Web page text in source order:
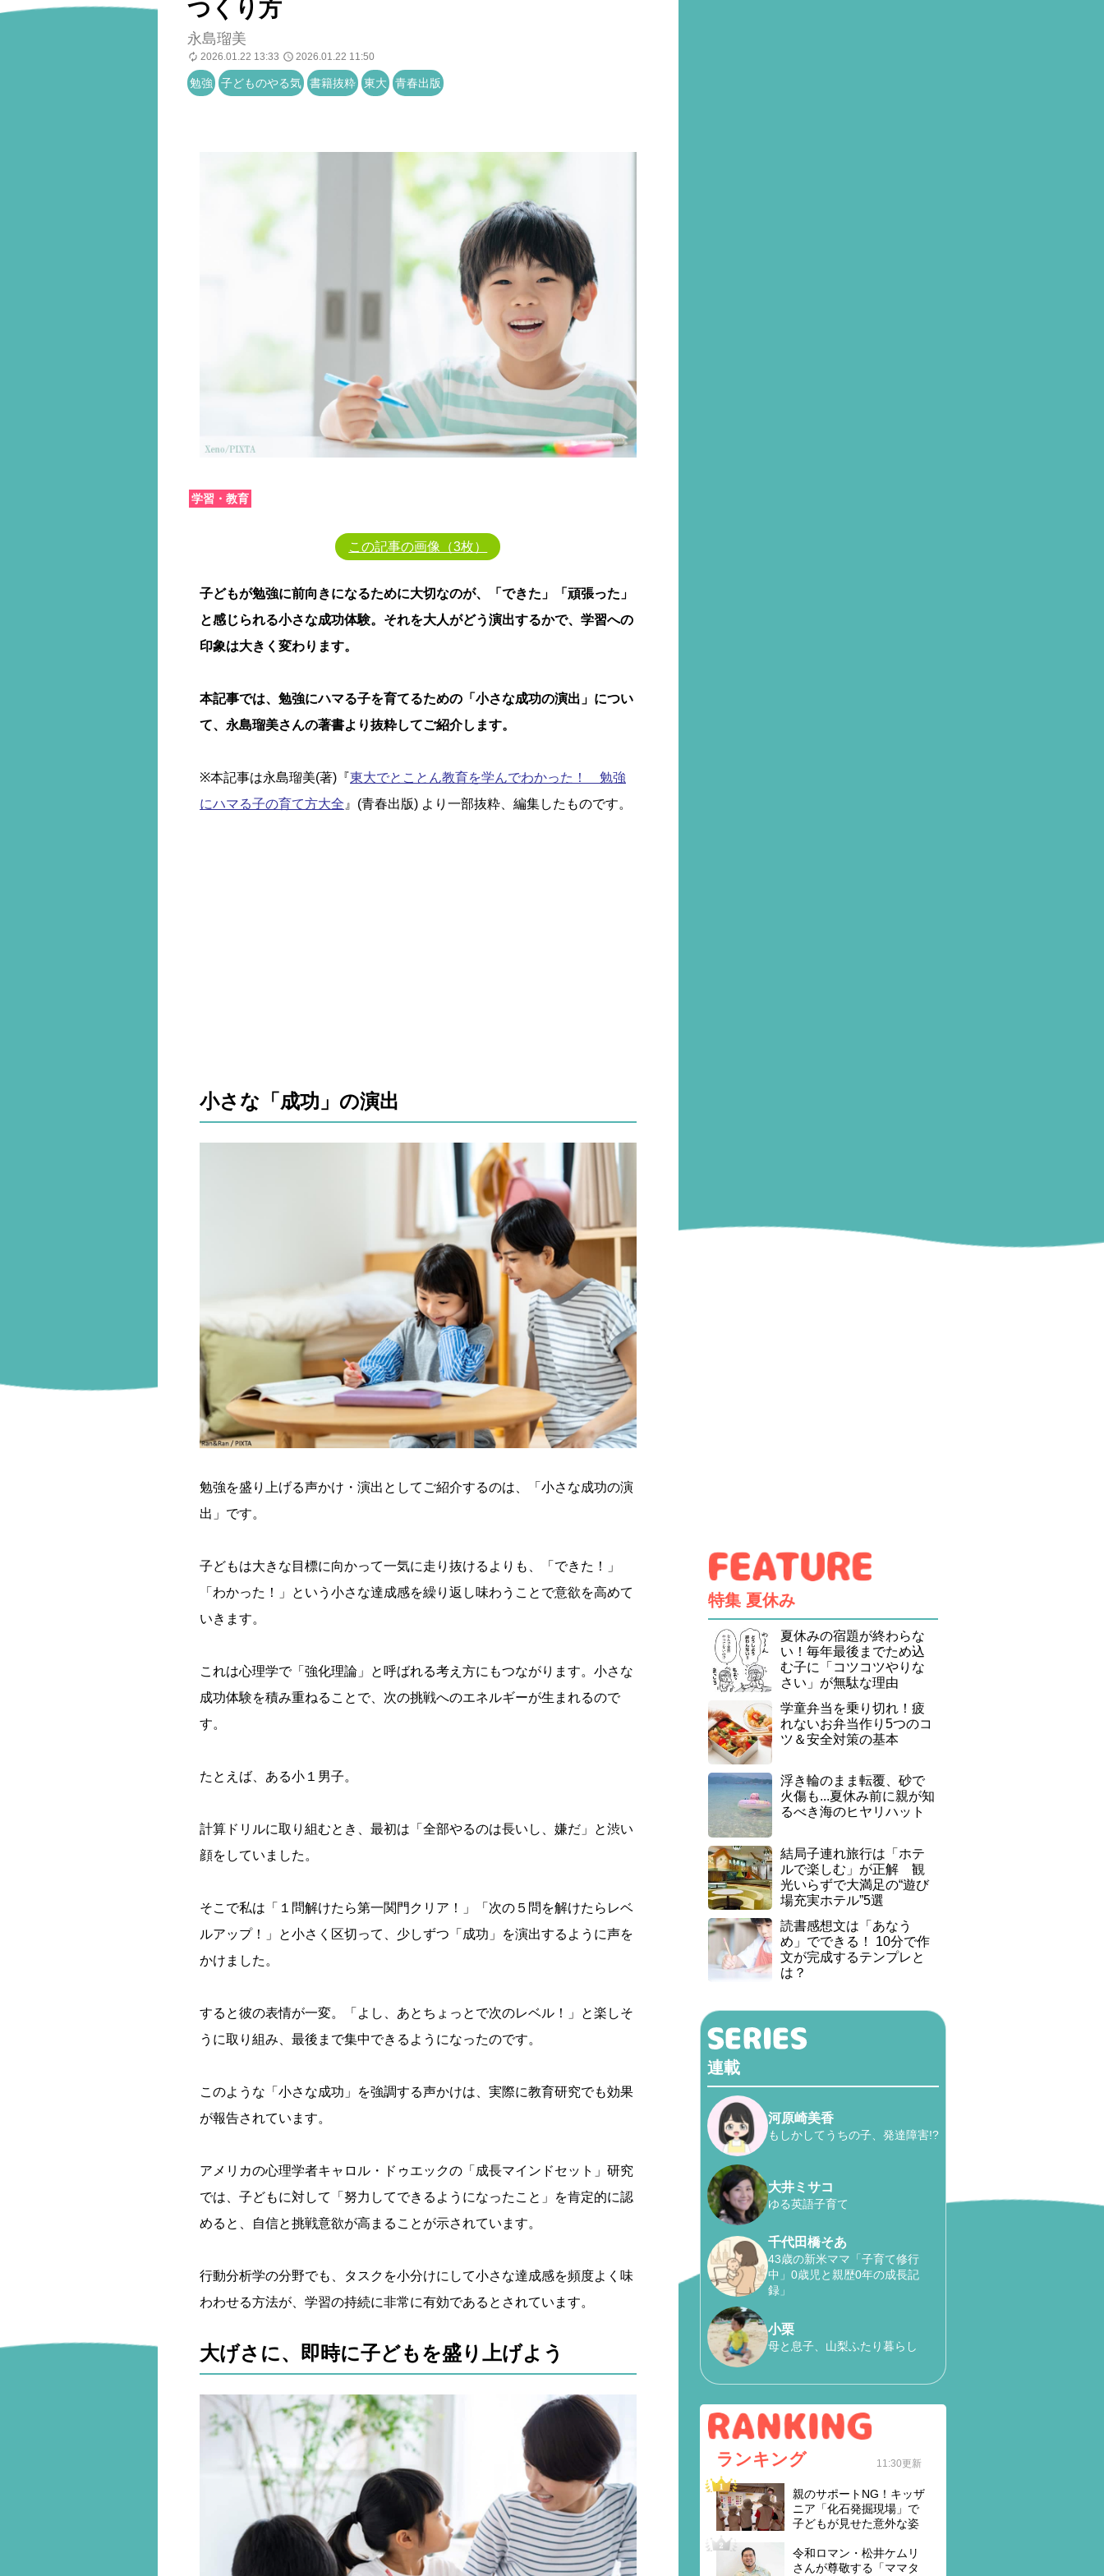
つくり方
永島瑠美
2026.01.22 13:33 2026.01.22 11:50
勉強 子どものやる気 書籍抜粋 東大 青春出版
学習・教育
この記事の画像（3枚）
子どもが勉強に前向きになるために大切なのが、「できた」「頑張った」
と感じられる小さな成功体験。 それを大人がどう演出するかで、学習への
印象は大きく変わります。
本記事では、勉強にハマる子を育てるための「小さな成功の演出」につい
て、永島瑠美さんの著書より抜粋してご紹介します。
※本記事は永島瑠美(著)『東大でとことん教育を学んでわかった！ 勉強
にハマる子の育て方大全 』(青春出版) より一部抜粋、編集したものです。
小さな「成功」の演出
勉強を盛り上げる声かけ・演出としてご紹介するのは、「小さな成功の演
出」です。
子どもは大きな目標に向かって一気に走り抜けるよりも、「できた！」
「わかった！」という小さな達成感を繰り返し味わうことで意欲を高めて
いきます。
これは心理学で「強化理論」と呼ばれる考え方にもつながります。小さな
成功体験を積み重ねることで、次の挑戦へのエネルギーが生まれるので
す。
たとえば、ある小１男子。
計算ドリルに取り組むとき、最初は「全部やるのは長いし、嫌だ」と渋い
顔をしていました。
そこで私は「１問解けたら第一関門クリア！」「次の５問を解けたらレベ
ルアップ！」と小さく区切って、少しずつ「成功」を演出するように声を
かけました。
すると彼の表情が一変。「よし、あとちょっとで次のレベル！」と楽しそ
うに取り組み、最後まで集中できるようになったのです。
このような「小さな成功」を強調する声かけは、実際に教育研究でも効果
が報告されています。
アメリカの心理学者キャロル・ドゥエックの「成長マインドセット」研究
では、子どもに対して「努力してできるようになったこと」を肯定的に認
めると、自信と挑戦意欲が高まることが示されています。
行動分析学の分野でも、タスクを小分けにして小さな達成感を頻度よく味
わわせる方法が、学習の持続に非常に有効であるとされています。
大げさに、即時に子どもを盛り上げよう
特集 夏休み
夏休みの宿題が終わらな
い！毎年最後までため込
む子に「コツコツやりな
さい」が無駄な理由
学童弁当を乗り切れ！疲
れないお弁当作り5つのコ
ツ＆安全対策の基本
浮き輪のまま転覆、砂で
火傷も...夏休み前に親が知
るべき海のヒヤリハット
結局子連れ旅行は「ホテ
ルで楽しむ」が正解 観
光いらずで大満足の“遊び
場充実ホテル”5選
読書感想文は「あなう
め」でできる！ 10分で作
文が完成するテンプレと
は？
連載
河原崎美香
もしかしてうちの子、発達障害!?
大井ミサコ
ゆる英語子育て
千代田橋そあ
43歳の新米ママ「子育て修行
中」0歳児と親歴0年の成長記
録」
小栗
母と息子、山梨ふたり暮らし
ランキング 11:30更新
親のサポートNG！キッザ
ニア「化石発掘現場」で
子どもが見せた意外な姿
令和ロマン・松井ケムリ
さんが尊敬する「ママタ